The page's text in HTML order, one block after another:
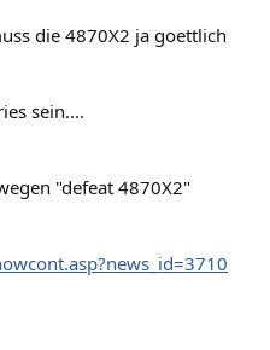
die 4870X2 ja goettlich
sein....
"defeat 4870X2"